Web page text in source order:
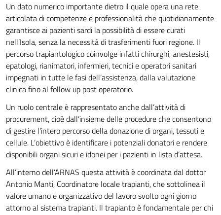
Un dato numerico importante dietro il quale opera una rete
articolata di competenze e professionalità che quotidianamente
garantisce ai pazienti sardi la possibilità di essere curati
nell’Isola, senza la necessità di trasferimenti fuori regione. Il
percorso trapiantologico coinvolge infatti chirurghi, anestesisti,
epatologi, rianimatori, infermieri, tecnici e operatori sanitari
impegnati in tutte le fasi dell’assistenza, dalla valutazione
clinica fino al follow up post operatorio.
Un ruolo centrale è rappresentato anche dall’attività di
procurement, cioè dall’insieme delle procedure che consentono
di gestire l’intero percorso della donazione di organi, tessuti e
cellule. L’obiettivo è identificare i potenziali donatori e rendere
disponibili organi sicuri e idonei per i pazienti in lista d’attesa.
All’interno dell’ARNAS questa attività è coordinata dal dottor
Antonio Manti, Coordinatore locale trapianti, che sottolinea il
valore umano e organizzativo del lavoro svolto ogni giorno
attorno al sistema trapianti. Il trapianto è fondamentale per chi